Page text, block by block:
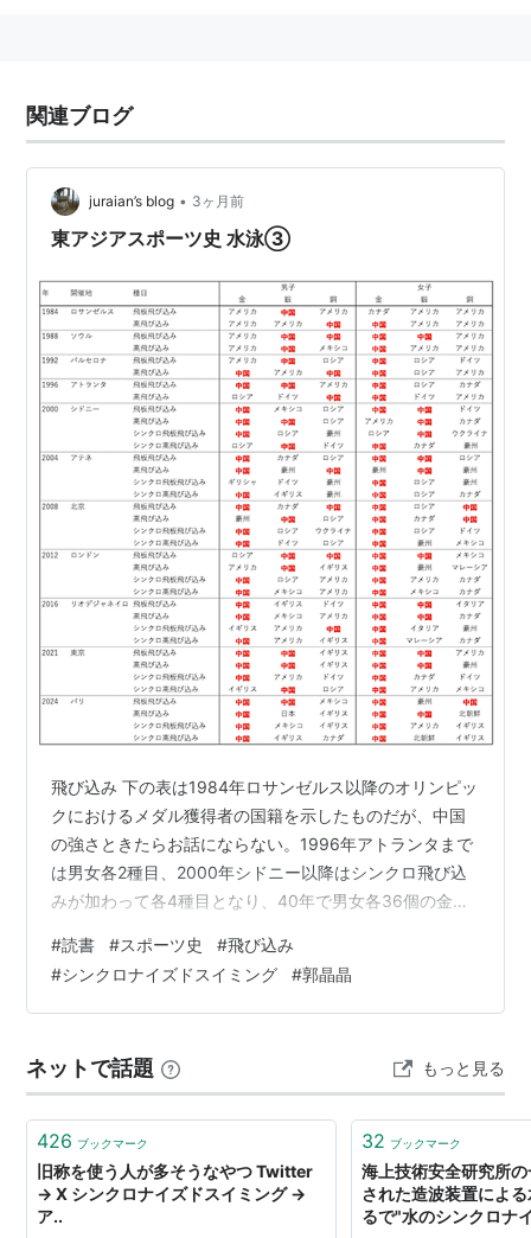
ックの正式種目となった（女子のみ）。当初は1人で演
が実施されていたが、1996年のアトランタオリンピッ
クよりソロに競技代わって8人で演技を行うチーム競技
関連語
ウォーターボーイズ
マーメイドジャパン
関連ブログ
juraian’s blog • 3ヶ月前
東アジアスポーツ史 水泳③
飛び込み 下の表は1984年ロサンゼルス以降のオリンピッ
クにおけるメダル獲得者の国籍を示したものだが、中国
の強さときたらお話にならない。1996年アトランタまで
は男女各2種目、2000年シドニー以降はシンクロ飛び込
みが加わって各4種目となり、40年で男女各36個の金メ
に至っては32個をかっさらって行った。男女各3人（3
組）まで出られるレギュレーションだったら、しょっち
ゅう表彰台を独占していただろう。 オリンピック飛び込
晶晶、呉敏霞、陳若琳と男子の曹縁が6個で並んでいる
が、人気は「女王」郭晶晶…
#読書 #スポーツ史 #飛び込み
#シンクロナイズドスイミング #郭晶晶
ネットで話題 もっと見る
426 ブックマーク
旧称を使う人が多そうなやつ Twitter
→ X シンクロナイズドスイミング →
ア..
32 ブックマーク
海上技術安全研究所
された造波装置によ
るで"水のシンクロナ